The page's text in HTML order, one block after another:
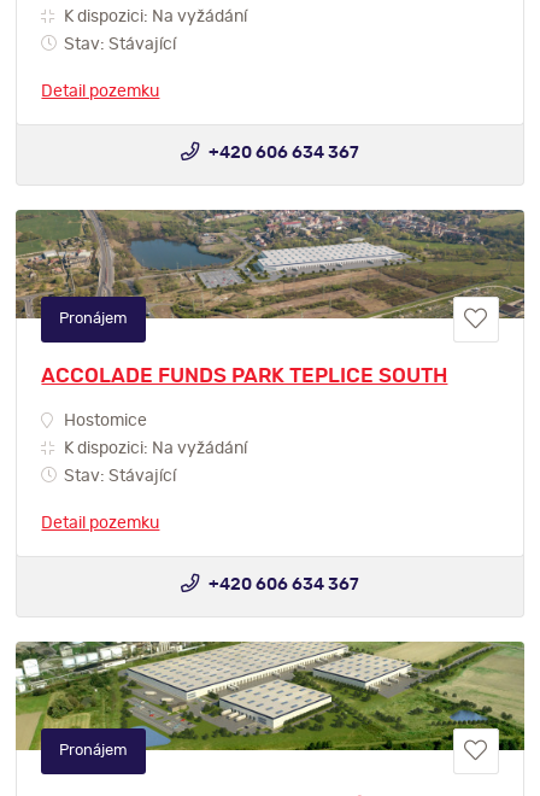
K dispozici: Na vyžádání
Stav: Stávající
Detail pozemku
+420 606 634 367
ACCOLADE FUNDS PARK TEPLICE SOUTH
Hostomice
K dispozici: Na vyžádání
Stav: Stávající
Detail pozemku
Pronájem
+420 606 634 367
Pronájem